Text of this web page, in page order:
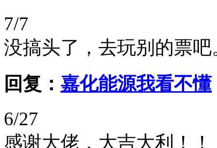
7/7
没搞头了，去玩别的票
回复： 嘉化能源我看不懂
6/27
感谢大佬，大吉大利！！